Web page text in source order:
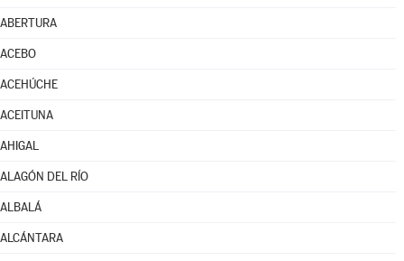
ABERTURA
ACEBO
ACEHÚCHE
ACEITUNA
AHIGAL
ALAGÓN DEL RÍO
ALBALÁ
ALCÁNTARA